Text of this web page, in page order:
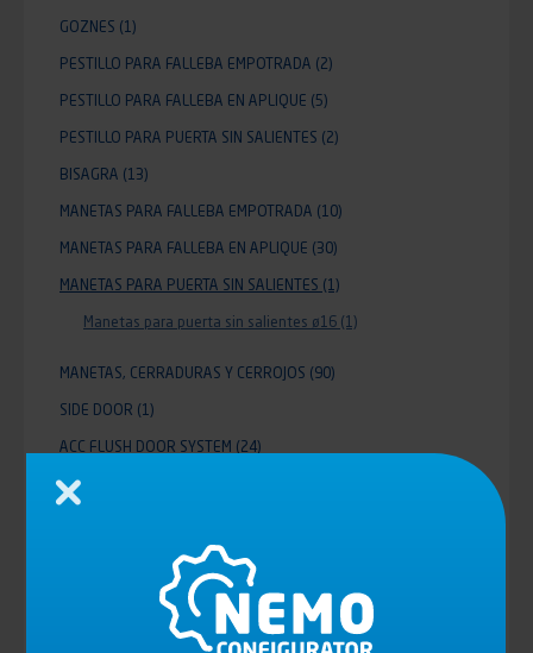
GOZNES (1)
PESTILLO PARA FALLEBA EMPOTRADA (2)
PESTILLO PARA FALLEBA EN APLIQUE (5)
PESTILLO PARA PUERTA SIN SALIENTES (2)
BISAGRA (13)
MANETAS PARA FALLEBA EMPOTRADA (10)
MANETAS PARA FALLEBA EN APLIQUE (30)
MANETAS PARA PUERTA SIN SALIENTES (1)
Manetas para puerta sin salientes ø16 (1)
MANETAS, CERRADURAS Y CERROJOS (90)
SIDE DOOR (1)
ACC FLUSH DOOR SYSTEM (24)
SMALL DOOR
ALUMINIUM ROLLER SHUTTER MCD
TENSORES DE TOLDO (28)